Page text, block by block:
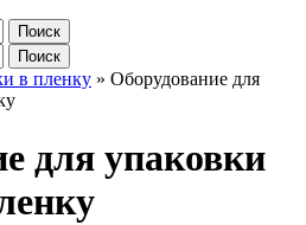
в пленку » Оборудование для
для упаковки